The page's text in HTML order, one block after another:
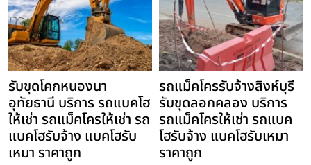
รับขุดโคกหนองนา
อุทัยธานี บริการ รถแบคโฮ
ให้เช่า รถแม็คโครให้เช่า รถ
แบคโฮรับจ้าง แบคโฮรับ
เหมา ราคาถูก
รถแม็คโครรับจ้างสิงห์บุรี
รับขุดลอกคลอง บริการ
รถแม็คโครให้เช่า รถแบค
โฮรับจ้าง แบคโฮรับเหมา
ราคาถูก